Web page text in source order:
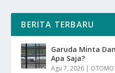
BERITA TERBARU
Garuda Minta
Apa Saja?
Agu 7, 2026 |